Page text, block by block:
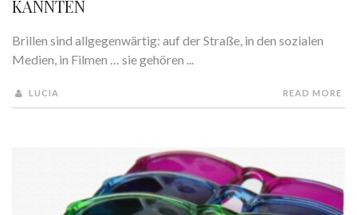
KANNTEN
Brillen sind allgegenwärtig: auf der Straße, in den sozialen
Medien, in Filmen … sie gehören ...
LUCIA READ MORE